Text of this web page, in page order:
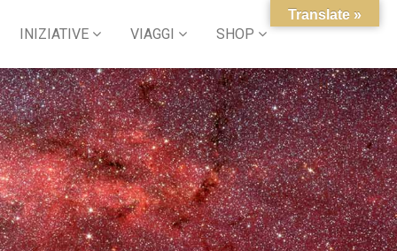
INIZIATIVE VIAGGI SHOP
Translate »